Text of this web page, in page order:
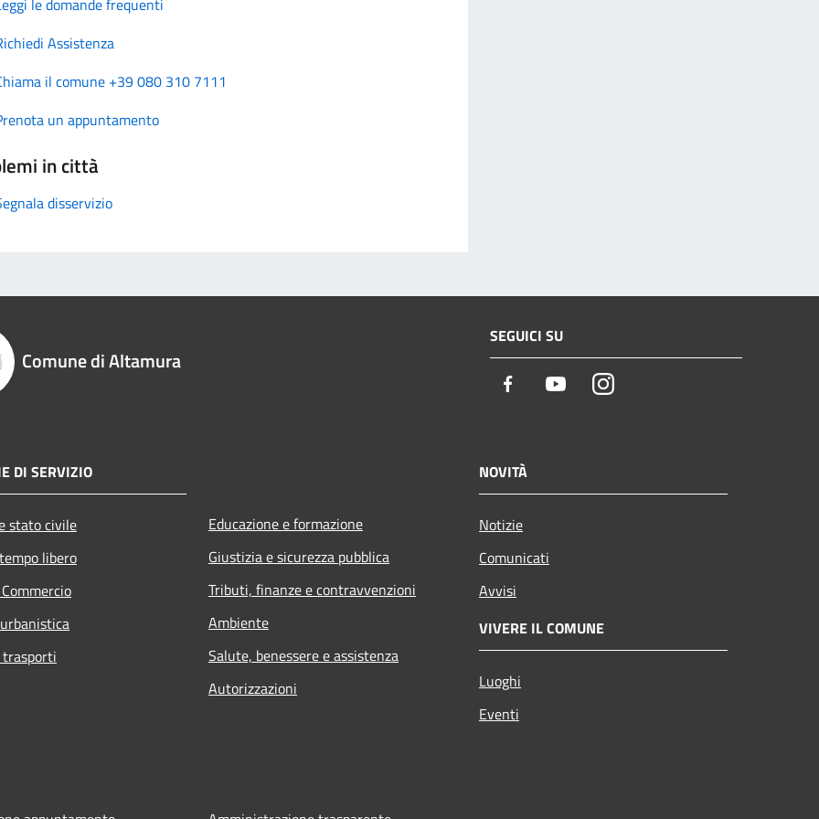
Assistenza
il comune +39 080 310 7111
un appuntamento
in città
disservizio
Comune di Altamura
SEGUICI SU
Facebook YoutubeInstagram
DI SERVIZIO
stato civile
libero
Educazione e formazione
Giustizia e sicurezza pubblica
Tributi, finanze e contravvenzioni
Ambiente
Salute, benessere e assistenza
Autorizzazioni
NOVITÀ
Notizie
Comunicati
Avvisi
VIVERE IL COMUNE
Luoghi
Eventi